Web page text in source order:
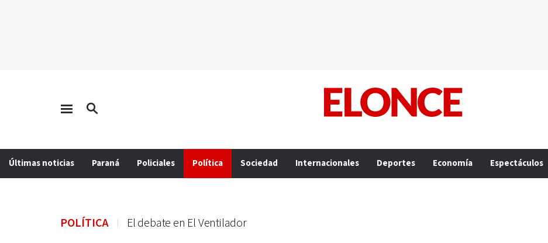
Últimas noticias Paraná Policiales Política Sociedad Internacionales Deportes Economía Espectáculos
POLÍTICA El debate en El Ventilador